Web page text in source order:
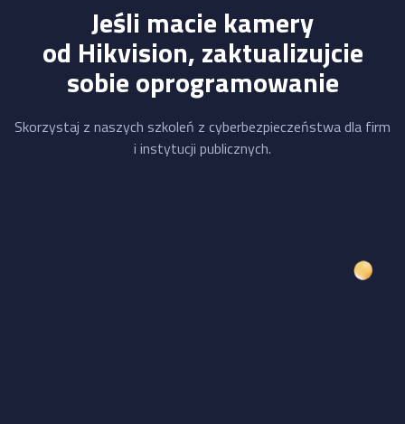
Jeśli macie kamery
od Hikvision, zaktualizujcie
sobie oprogramowanie
Skorzystaj z naszych szkoleń z cyberbezpieczeństwa dla firm
i instytucji publicznych.